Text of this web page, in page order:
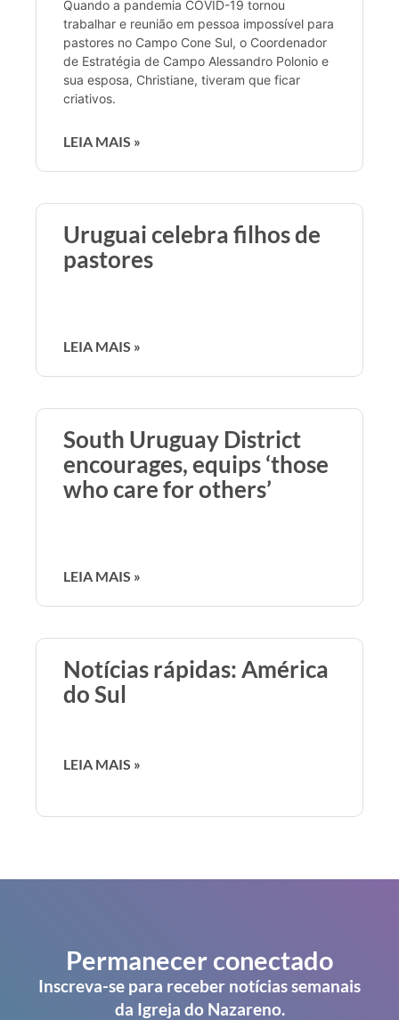
Quando a pandemia COVID-19 tornou
trabalhar e reunião em pessoa impossível para
pastores no Campo Cone Sul, o Coordenador
de Estratégia de Campo Alessandro Polonio e
sua esposa, Christiane, tiveram que ficar
criativos.
LEIA MAIS »
Uruguai celebra filhos de
pastores
LEIA MAIS »
South Uruguay District
encourages, equips ‘those
who care for others’
LEIA MAIS »
Notícias rápidas: América
do Sul
LEIA MAIS »
Permanecer conectado
Inscreva-se para receber notícias semanais
da Igreja do Nazareno.